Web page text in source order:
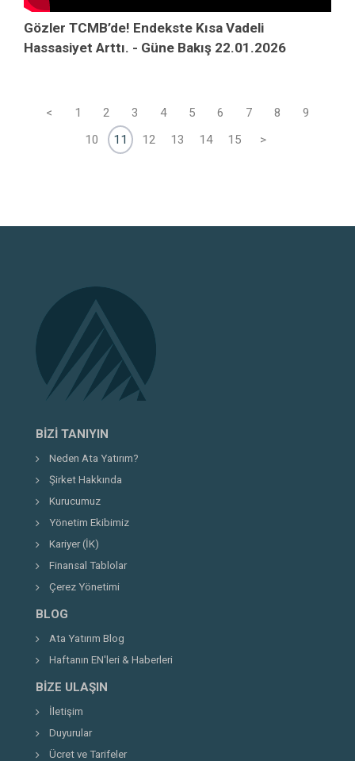
Gözler TCMB’de! Endekste Kısa Vadeli
Hassasiyet Arttı. - Güne Bakış 22.01.2026
< 1 2 3 4 5 6 7 8
9
10
11 12 13 14 15 >
BIZI TANIYIN
Neden Ata Yatırım?
Şirket Hakkında
Kurucumuz
Yönetim Ekibimiz
Kariyer (İK)
Finansal Tablolar
Çerez Yönetimi
BLOG
Ata Yatırım Blog
Haftanın EN'leri & Haberleri
BIZE ULAŞIN
İletişim
Duyurular
Ücret ve Tarifeler